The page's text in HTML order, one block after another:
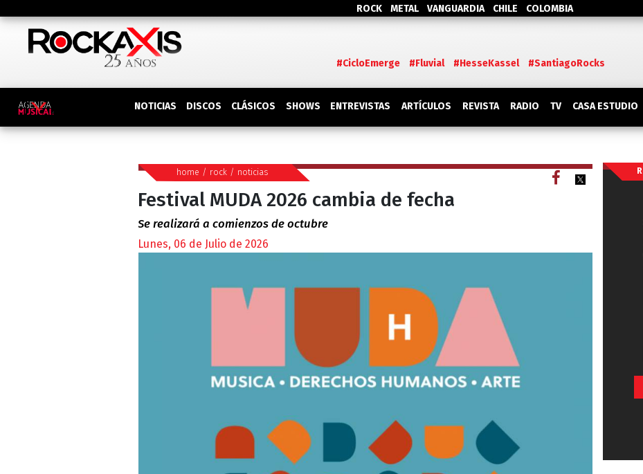
ROCK METAL VANGUARDIA CHILE COLOMBIA
#CicloEmerge #Fluvial #HesseKassel #SantiagoRocks
NOTICIAS DISCOS CLÁSICOS SHOWS ENTREVISTAS ARTÍCULOS REVISTA RADIO TV CASA ESTUDIO
home / rock/ noticias
Festival MUDA 2026 cambia de fecha
Se realizará a comienzos de octubre
Lunes, 06 de Julio de 2026